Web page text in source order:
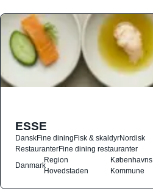
ESSE
DanskFine diningFisk & skaldyrNordisk
RestauranterFine dining restauranter
Danmark
Region
Hovedstaden
Københavns
Kommune